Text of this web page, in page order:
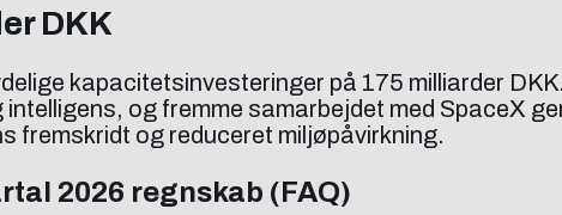
DKK
kapacitetsinvesteringer på 175 milliarder
og fremme samarbejdet med SpaceX
og reduceret miljøpåvirkning.
2026 regnskab (FAQ)